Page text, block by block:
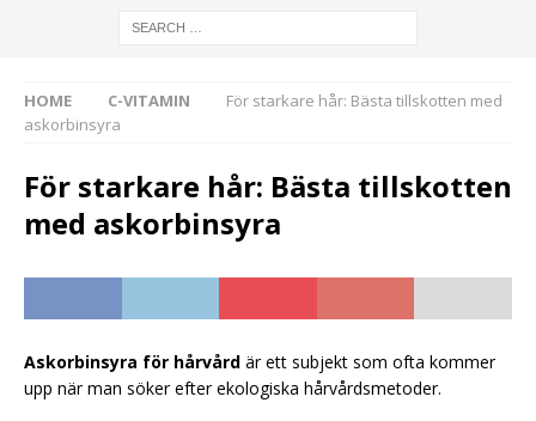
HOME C-VITAMIN
För starkare hår: Bästa tillskotten med
askorbinsyra
För starkare hår: Bästa tillskotten
med askorbinsyra
Askorbinsyra för hårvård är ett subjekt som ofta kommer
upp när man söker efter ekologiska hårvårdsmetoder.